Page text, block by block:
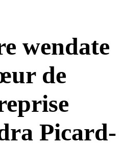
wendate
de
Picard-